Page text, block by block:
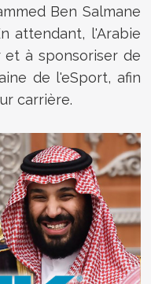
Ben Salmane
attendant, l'Arabie
et à sponsoriser de
de l'eSport, afin
carrière.